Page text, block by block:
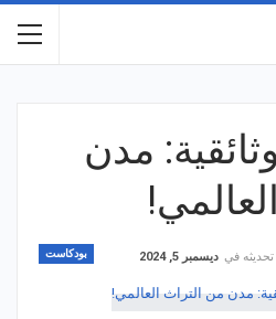
مدن
بودكاست تحديثه في ديسمبر 5, 2024